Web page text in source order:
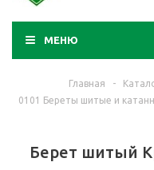
МЕНЮ
Главная -
0101 Береты шитые и
Берет шитый